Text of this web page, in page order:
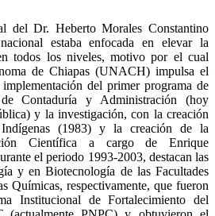
del Dr. Heberto Morales Constantino
estaba enfocada en elevar la
todos los niveles, motivo por el cual
de Chiapas (UNACH) impulsa el
del primer programa de
Contaduría y Administración (hoy
y la investigación, con la creación
(1983) y la creación de la
Científica a cargo de Enrique
el periodo 1993-2003, destacan las
y en Biotecnología de las Facultades
Químicas, respectivamente, que fueron
Institucional de Fortalecimiento del